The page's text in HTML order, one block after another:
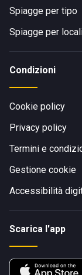
Spiagge per tipo
Spiagge per
Condizioni
Cookie policy
Privacy policy
Termini e
Gestione cookie
Accessibilità
Scarica l'app